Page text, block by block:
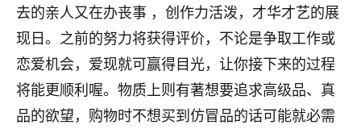
去的亲人又在办丧事 ，创作力活泼，才华才艺的展
现日。之前的努力将获得评价，不论是争取工作或
恋爱机会，爱现就可赢得目光，让你接下来的过程
将能更顺利喔。物质上则有著想要追求高级品、真
品的欲望，购物时不想买到仿冒品的话可能就必需